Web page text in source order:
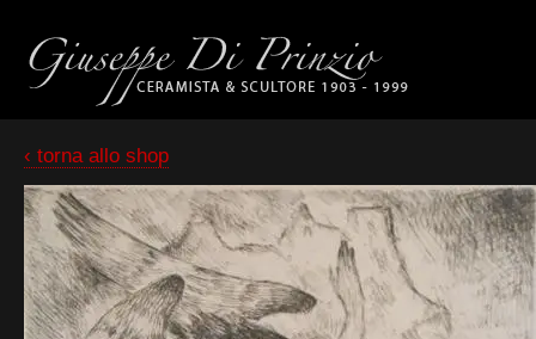
‹ torna allo shop